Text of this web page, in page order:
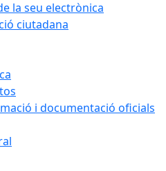
la seu electrònica
ciutadana
i documentació oficials